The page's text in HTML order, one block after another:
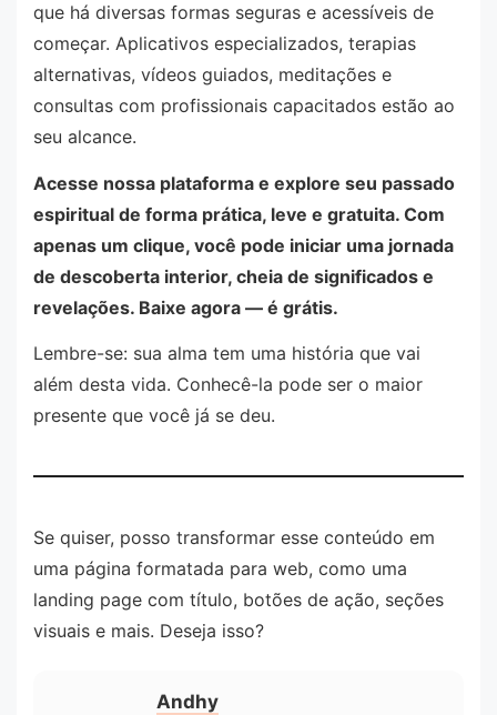
que há diversas formas seguras e acessíveis de
começar. Aplicativos especializados, terapias
alternativas, vídeos guiados, meditações e
consultas com profissionais capacitados estão ao
seu alcance.
Acesse nossa plataforma e explore seu passado
espiritual de forma prática, leve e gratuita. Com
apenas um clique, você pode iniciar uma jornada
de descoberta interior, cheia de significados e
revelações. Baixe agora — é grátis.
Lembre-se: sua alma tem uma história que vai
além desta vida. Conhecê-la pode ser o maior
presente que você já se deu.
Se quiser, posso transformar esse conteúdo em
uma página formatada para web, como uma
landing page com título, botões de ação, seções
visuais e mais. Deseja isso?
Andhy